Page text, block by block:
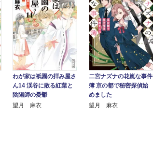
わが家は祇園の拝み屋さ
ん14 渓谷に散る紅葉と
陰陽師の憂鬱
望月 麻衣
二宮ナズナの花嵐な事件
簿 京の都で秘密探偵始
めました
望月 麻衣